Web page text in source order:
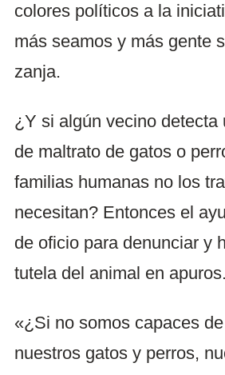
colores políticos a la
más seamos y más gente
zanja.
¿Y si algún vecino detecta
de maltrato de gatos o
familias humanas no los
necesitan? Entonces el
de oficio para denunciar y
tutela del animal en apuros.
«¿Si no somos capaces
nuestros gatos y perros,